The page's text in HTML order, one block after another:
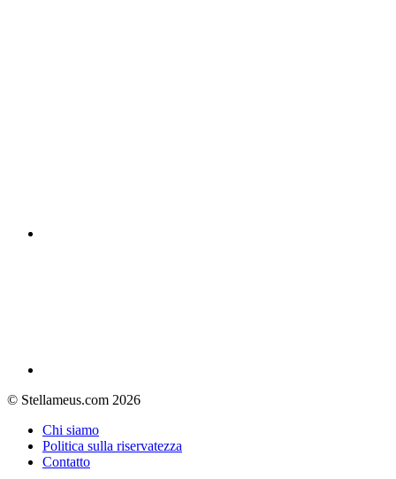
© Stellameus.com 2026
Chi siamo
Politica sulla riservatezza
Contatto